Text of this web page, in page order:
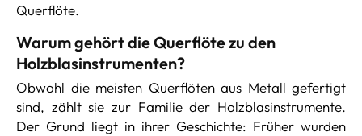
Querflöte.
Warum gehört die Querflöte zu den
Holzblasinstrumenten?
Obwohl die meisten Querflöten aus Metall gefertigt
sind, zählt sie zur Familie der Holzblasinstrumente.
Der Grund liegt in ihrer Geschichte: Früher wurden